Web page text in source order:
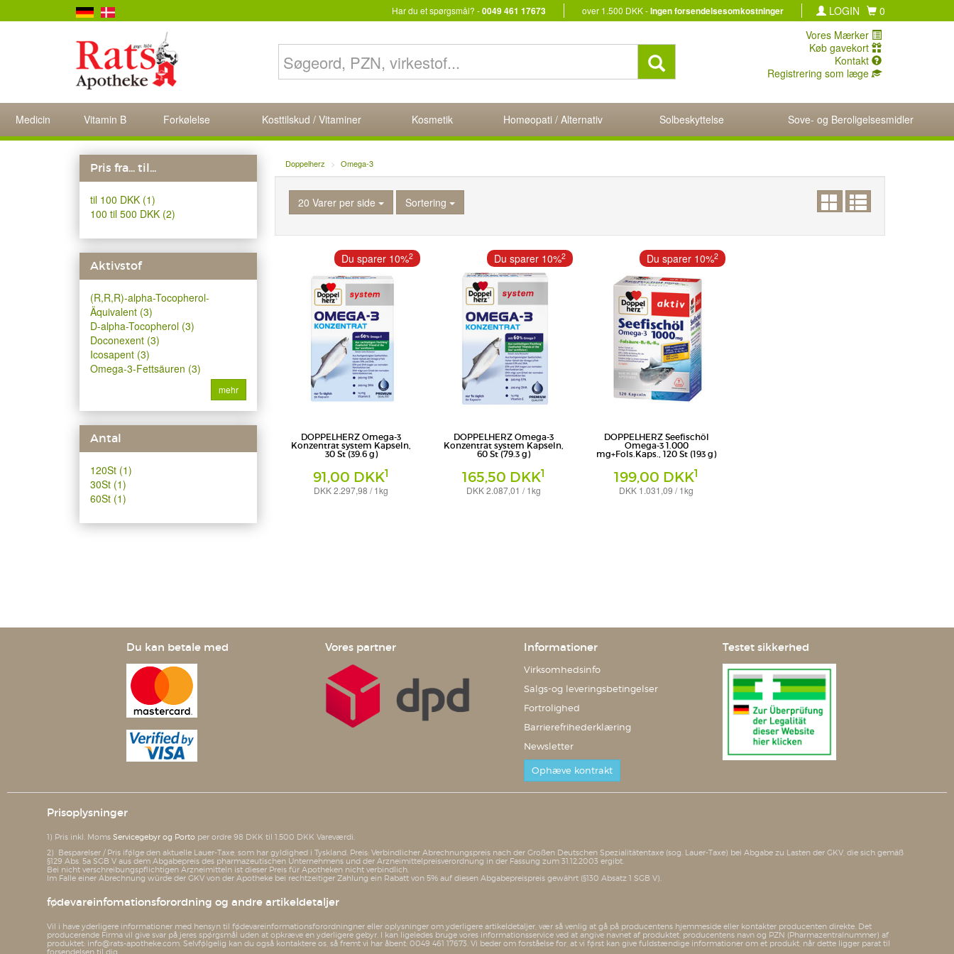
Har du et spørgsmål? -0049 461 17673 over 1.500 DKK -Ingen forsendelsesomkostninger LOGIN
0
Vores Mærker
Køb gavekort
Kontakt
Registrering som læge
Medicin Vitamin B Forkølelse Kosttilskud / Vitaminer Kosmetik Homøopati / Alternativ Solbeskyttelse Sove- og Beroligelsesmidler
Pris fra... til...
til 100 DKK (1)
100 til 500 DKK (2)
Aktivstof
(R,R,R)-alpha-Tocopherol-
Äquivalent (3)
D-alpha-Tocopherol (3)
Doconexent (3)
Icosapent (3)
Omega-3-Fettsäuren (3)
mehr
Antal
120St (1)
30St (1)
60St (1)
Doppelherz Omega-3
20 Varer per side Sortering
DOPPELHERZ Omega-3
Konzentrat system Kapseln,
30 St (39.6 g)
91,00 DKK1
DKK 2.297,98 / 1kg
Du sparer 10%2
DOPPELHERZ Omega-3
Konzentrat system Kapseln,
60 St (79.3 g)
165,50 DKK1
DKK 2.087,01 / 1kg
Du sparer 10%2
DOPPELHERZ Seefischöl
Omega-3 1.000
mg+Fols.Kaps., 120 St (193 g)
199,00 DKK1
DKK 1.031,09 / 1kg
Du sparer 10%2
Du kan betale med Vores partner Informationer
Virksomhedsinfo
Salgs-og leveringsbetingelser
Fortrolighed
Barrierefrihederklæring
Newsletter
Ophæve kontrakt
Testet sikkerhed
Prisoplysninger
1) Pris inkl. Moms Servicegebyr og Porto per ordre 98 DKK til 1.500 DKK Vareværdi.
2) Besparelser / Pris ifølge den aktuelle Lauer-Taxe, som har gyldighed i Tyskland. Preis: Verbindlicher Abrechnungspreis nach der Großen Deutschen Spezialitätentaxe (sog. Lauer-Taxe) bei Abgabe zu Lasten der GKV, die sich gemäß
§129 Abs. 5a SGB V aus dem Abgabepreis des pharmazeutischen Unternehmens und der Arzneimittelpreisverordnung in der Fassung zum 31.12.2003 ergibt.
Bei nicht verschreibungspflichtigen Arzneimitteln ist dieser Preis für Apotheken nicht verbindlich.
Im Falle einer Abrechnung würde der GKV von der Apotheke bei rechtzeitiger Zahlung ein Rabatt von 5% auf diesen Abgabepreispreis gewährt (§130 Absatz 1 SGB V).
fødevareinfomationsforordning og andre artikeldetaljer
Vil i have yderligere informationer med hensyn til fødevareinformationsforordningner eller oplysninger om yderligere artikeldetaljer, vær så venlig at gå på producentens hjemmeside eller kontakter producenten direkte. Det
producerende Firma vil give svar på jeres spørgsmål uden at opkræve en yderligere gebyr. I kan ligeledes bruge vores informationsservice ved at angive navnet af produktet, producentens navn og PZN (Pharmazentralnummer) af
produktet: info@rats-apotheke.com. Selvfølgelig kan du også kontaktere os, så fremt vi har åbent: 0049 461 17673. Vi beder om forståelse for, at vi først kan give fuldstændige informationer om et produkt, når dette ligger parat til
forsendelsen til dig